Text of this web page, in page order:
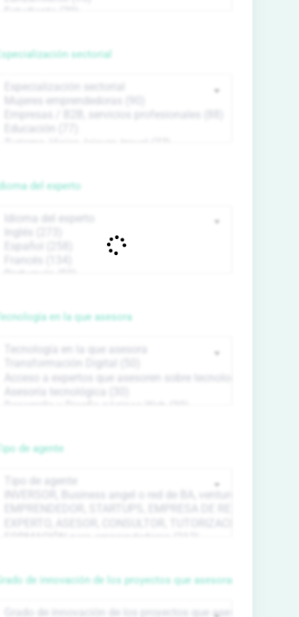
Especialización sectorial
del experto
Tecnología en la que asesora
Tipo de agente
de innovación de los proyectos que asesora